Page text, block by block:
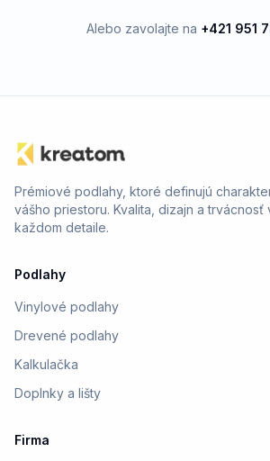
Alebo zavolajte na +421 951
Prémiové podlahy, ktoré definujú
vášho priestoru. Kvalita, dizajn a trvácnosť
každom detaile.
Podlahy
Vinylové podlahy
Drevené podlahy
Kalkulačka
Doplnky a lišty
Firma